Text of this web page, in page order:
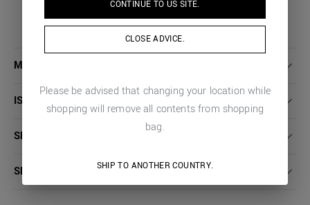
MAGGIORI DETTAGLI
ISTRUZIONI LAVAGGIO
SPEDIZIONI E RESI
SERVIZIO CLIENTI
CONTINUE TO US SITE.
CLOSE ADVICE.
Please be advised that changing your location while
shopping will remove all contents from shopping
bag.
SHIP TO ANOTHER COUNTRY.